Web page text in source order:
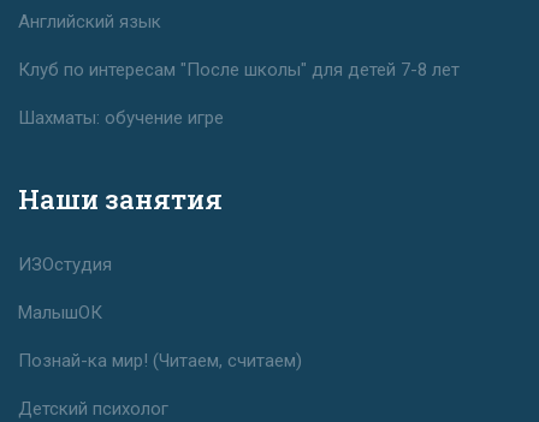
Английский язык
Клуб по интересам "После школы" для детей 7-8 лет
Шахматы: обучение игре
Наши занятия
ИЗОстудия
МалышОК
Познай-ка мир! (Читаем, считаем)
Детский психолог